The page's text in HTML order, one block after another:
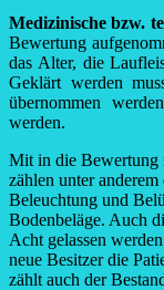
Medizinische bzw.
Bewertung
das Alter, die
Geklärt werden
übernommen
werden.
Mit in die Bewertung
zählen unter
Beleuchtung und
Bodenbeläge. Auch
Acht gelassen
neue Besitzer die
zählt auch der